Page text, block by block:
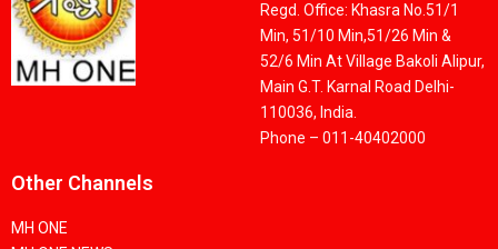
Regd. Office: Khasra No.51/1
Min, 51/10 Min,51/26 Min &
52/6 Min At Village Bakoli Alipur,
Main G.T. Karnal Road Delhi-
110036, India.
Phone – 011-40402000
Other Channels
MH ONE